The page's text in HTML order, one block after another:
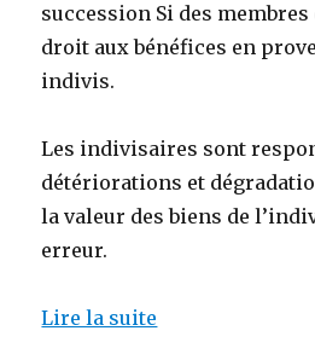
succession Si des
droit aux bénéfices en
indivis.
Les indivisaires sont
détériorations et
la valeur des biens de
erreur.
Lire la suite